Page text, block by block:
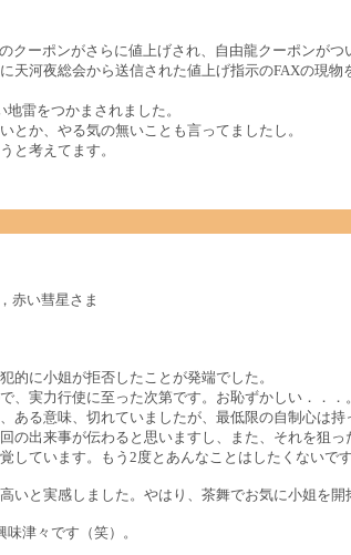
ーポンがさらに値上げされ、自由龍クーポンがつ
天河夜総会から送信された値上げ指示のFAXの現
雷をつかまされました。
とか、やる気の無いことも言ってましたし。
と考えてます。
赤い彗星さま
的に小姐が拒否したことが発端でした。
実力行使に至った次第です。お恥ずかしい．．．。
る意味、切れていましたが、最低限の自制心は持
の出来事が伝わると思いますし、また、それを狙
ています。もう2度とあんなことはしたくないです
いと実感しました。やはり、茶舞でお気に小姐を開
津々です（笑）。